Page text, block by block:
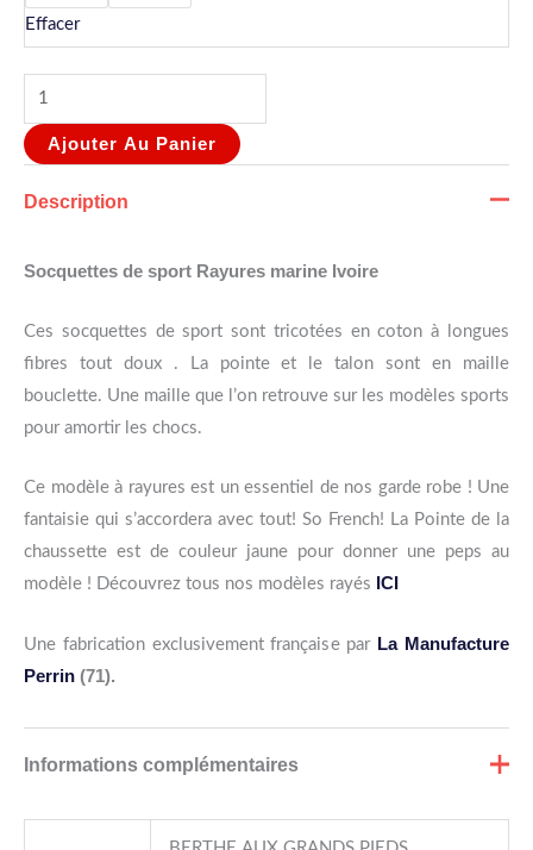
Effacer
Ajouter Au Panier
Description
Socquettes de sport Rayures marine Ivoire
Ces socquettes de sport sont tricotées en coton à longues
fibres tout doux . La pointe et le talon sont en maille
bouclette. Une maille que l’on retrouve sur les modèles sports
pour amortir les chocs.
Ce modèle à rayures est un essentiel de nos garde robe ! Une
fantaisie qui s’accordera avec tout! So French! La Pointe de la
chaussette est de couleur jaune pour donner une peps au
modèle ! Découvrez tous nos modèles rayés ICI
Une fabrication exclusivement française parLa Manufacture
Perrin (71).
Informations complémentaires